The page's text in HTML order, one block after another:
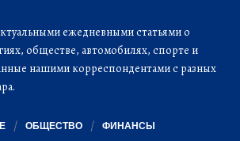
ежедневными статьями о
обществе, автомобилях, спорте и
нашими корреспондентами с разных
ОБЩЕСТВО
ФИНАНСЫ